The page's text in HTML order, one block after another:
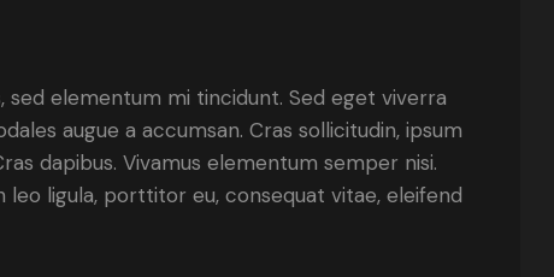
sed elementum mi tincidunt. Sed eget viverra
augue a accumsan. Cras sollicitudin, ipsum
dapibus. Vivamus elementum semper nisi.
ligula, porttitor eu, consequat vitae, eleifend